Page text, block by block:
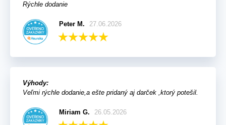
Rýchle dodanie
Peter M. 27.06.2026
Výhody:
Veľmi rýchle dodanie,a ešte pridaný aj darček ,ktorý potešil.
Miriam G. 26.05.2026